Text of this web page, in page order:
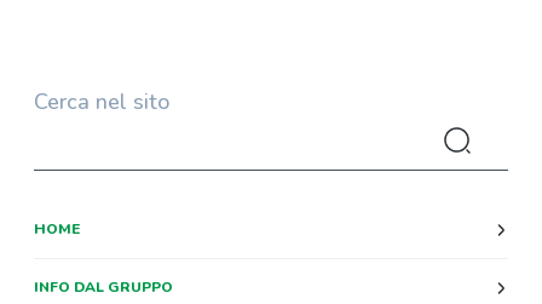
Cerca nel sito
HOME
INFO DAL GRUPPO